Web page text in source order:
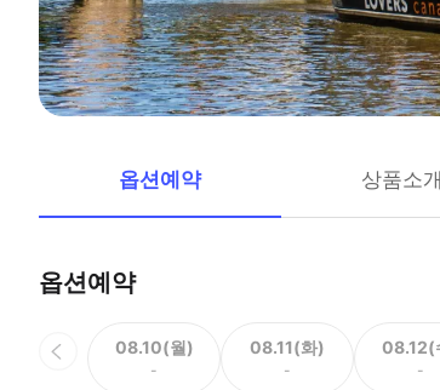
옵션예약 상품소개
옵션예약
08.10(월)
-
08.11(화)
-
08.12(
-